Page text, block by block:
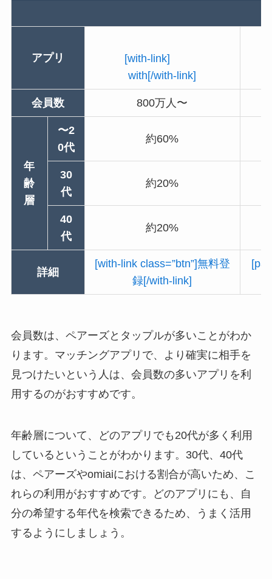
アプリ
[with-link]
with[/with-link]
会員数 800万人〜
年
齢
層
〜2
0代
約60%
30
代
約20%
40
代
約20%
詳細
[with-link class=”btn”]無料登
録[/with-link]
会員数は、ペアーズとタップルが多いことがわか
ります。マッチングアプリで、より確実に相手を
見つけたいという人は、会員数の多いアプリを利
用するのがおすすめです。
年齢層について、どのアプリでも20代が多く利用
しているということがわかります。30代、40代
は、ペアーズやomiaiにおける割合が高いため、こ
れらの利用がおすすめです。どのアプリにも、自
分の希望する年代を検索できるため、うまく活用
するようにしましょう。